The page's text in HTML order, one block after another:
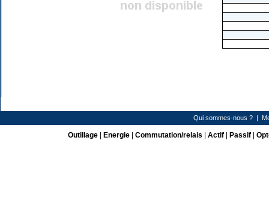
Qui sommes-nous ? |
Outillage| Energie| Commutation/relais Actif| Passif|